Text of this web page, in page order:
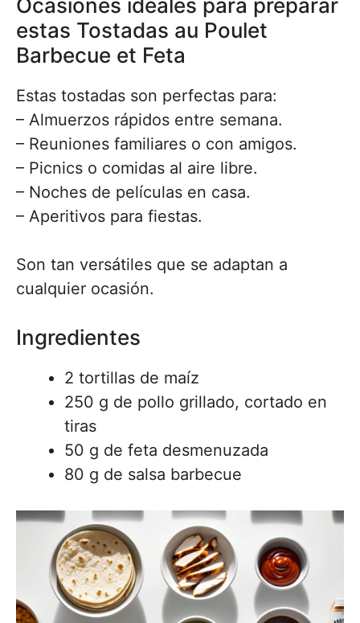
Ocasiones ideales para preparar
estas Tostadas au Poulet
Barbecue et Feta
Estas tostadas son perfectas para:
– Almuerzos rápidos entre semana.
– Reuniones familiares o con amigos.
– Picnics o comidas al aire libre.
– Noches de películas en casa.
– Aperitivos para fiestas.
Son tan versátiles que se adaptan a
cualquier ocasión.
Ingredientes
2 tortillas de maíz
250 g de pollo grillado, cortado en
tiras
50 g de feta desmenuzada
80 g de salsa barbecue